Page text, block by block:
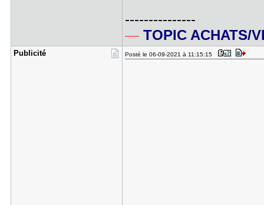
---------------
— TOPIC ACHATS/
Publicité Posté le 06-09-2021 à 11:15:15